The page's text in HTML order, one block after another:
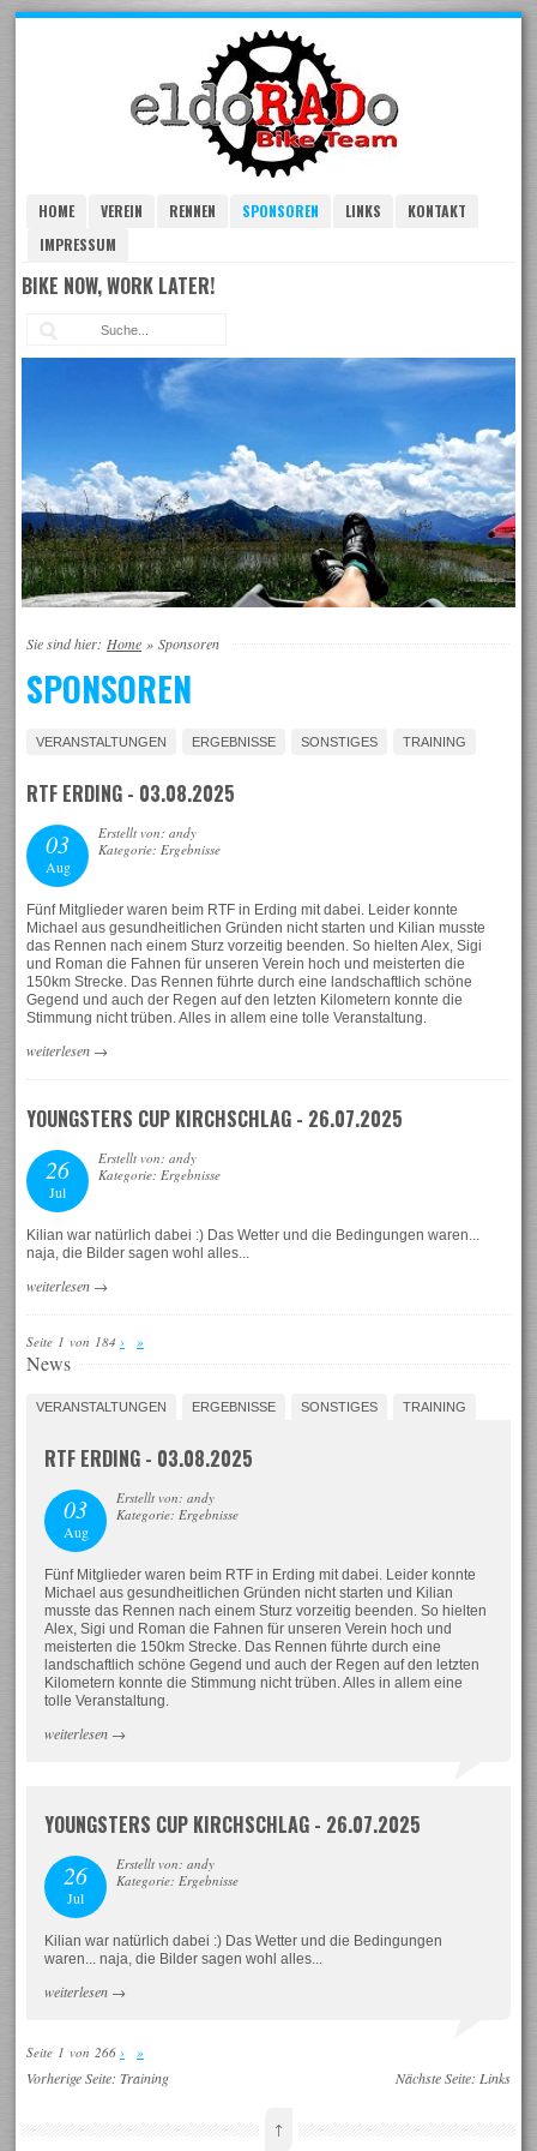
HOME VEREIN RENNEN SPONSOREN LINKS
KONTAKT
IMPRESSUM
BIKE NOW, WORK LATER!
Sie sind hier: Home »Sponsoren
SPONSOREN
VERANSTALTUNGEN ERGEBNISSE SONSTIGES TRAINING
RTF ERDING - 03.08.2025
03
Aug
Erstellt von: andy
Kategorie: Ergebnisse
Fünf Mitglieder waren beim RTF in Erding mit dabei. Leider konnte
Michael aus gesundheitlichen Gründen nicht starten und Kilian musste
das Rennen nach einem Sturz vorzeitig beenden. So hielten Alex, Sigi
und Roman die Fahnen für unseren Verein hoch und meisterten die
150km Strecke. Das Rennen führte durch eine landschaftlich schöne
Gegend und auch der Regen auf den letzten Kilometern konnte die
Stimmung nicht trüben. Alles in allem eine tolle Veranstaltung.
weiterlesen →
YOUNGSTERS CUP KIRCHSCHLAG - 26.07.2025
26
Jul
Erstellt von: andy
Kategorie: Ergebnisse
Kilian war natürlich dabei :) Das Wetter und die Bedingungen waren...
naja, die Bilder sagen wohl alles...
weiterlesen →
Seite 1 von 184 › »
News
VERANSTALTUNGEN ERGEBNISSE SONSTIGES TRAINING
RTF ERDING - 03.08.2025
03
Aug
Erstellt von: andy
Kategorie: Ergebnisse
Fünf Mitglieder waren beim RTF in Erding mit dabei. Leider konnte
Michael aus gesundheitlichen Gründen nicht starten und Kilian
musste das Rennen nach einem Sturz vorzeitig beenden. So hielten
Alex, Sigi und Roman die Fahnen für unseren Verein hoch und
meisterten die 150km Strecke. Das Rennen führte durch eine
landschaftlich schöne Gegend und auch der Regen auf den letzten
Kilometern konnte die Stimmung nicht trüben. Alles in allem eine
tolle Veranstaltung.
weiterlesen →
YOUNGSTERS CUP KIRCHSCHLAG - 26.07.2025
26
Jul
Erstellt von: andy
Kategorie: Ergebnisse
Kilian war natürlich dabei :) Das Wetter und die Bedingungen
waren... naja, die Bilder sagen wohl alles...
weiterlesen →
Seite 1 von 266 › »
Vorherige Seite:Training Nächste Seite: Links
↑